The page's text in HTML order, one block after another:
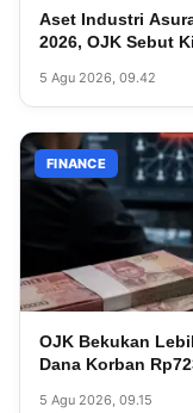
Aset Industri
2026, OJK Sebut
5 Agu 2026, 09.42
FINANCE
OJK Bekukan
Dana Korban
5 Agu 2026, 09.15